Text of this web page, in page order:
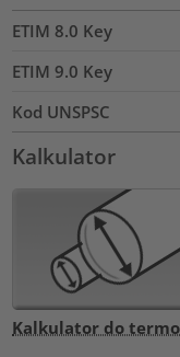
ETIM 8.0 Key
ETIM 9.0 Key
Kod UNSPSC
Kalkulator
Kalkulator do